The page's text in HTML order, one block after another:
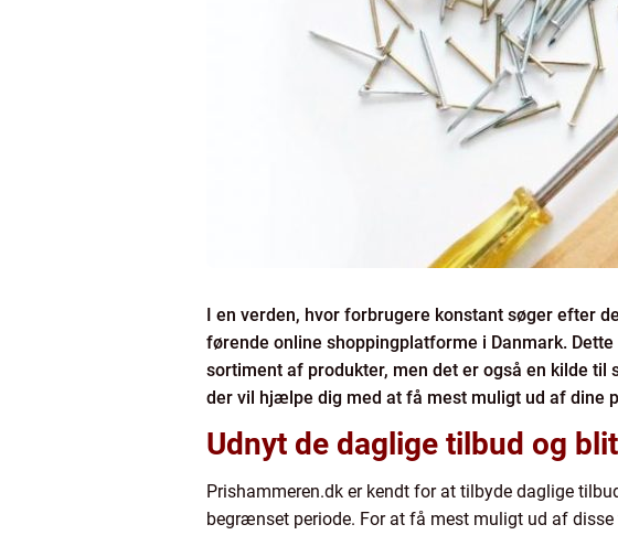
I en verden, hvor forbrugere konstant søger efter
førende online shoppingplatforme i Danmark.
sortiment af produkter, men det er også en kilde
der vil hjælpe dig med at få mest muligt ud af dine
Udnyt de daglige tilbud og
Prishammeren.dk er kendt for at tilbyde daglige
begrænset periode. For at få mest muligt ud af